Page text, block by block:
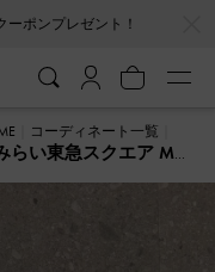
ーポンプレゼント！
コーディネート一覧
らい東急スクエア M